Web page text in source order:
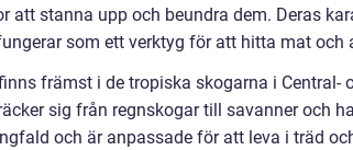
att stanna upp och beundra dem. Deras
som ett verktyg för att hitta mat och
främst i de tropiska skogarna i Central-
sig från regnskogar till savanner och
och är anpassade för att leva i träd